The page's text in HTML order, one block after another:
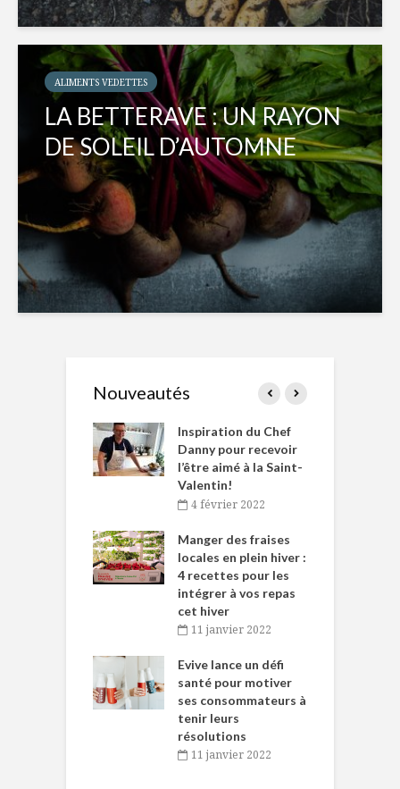
ALIMENTS VEDETTES
LA BETTERAVE : UN RAYON
DE SOLEIL D’AUTOMNE
Nouveautés
Inspiration du Chef
Danny pour recevoir
l’être aimé à la Saint-
Valentin!
4 février 2022
Manger des fraises
locales en plein hiver :
4 recettes pour les
intégrer à vos repas
cet hiver
11 janvier 2022
Evive lance un défi
santé pour motiver
ses consommateurs à
tenir leurs
résolutions
11 janvier 2022